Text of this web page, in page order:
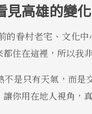
見高雄的變化
的眷村老宅、文化
住在這裡，所以我
不是只有天氣，而
你用在地人視角，